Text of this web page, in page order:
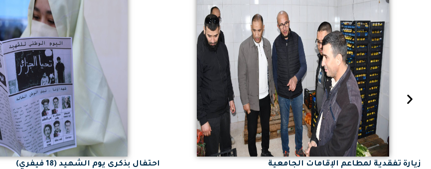
زيارة تفقدية لمطاعم الإقامات الجامعية احتفال بذكرى يوم الشهيد (18 فيفري)